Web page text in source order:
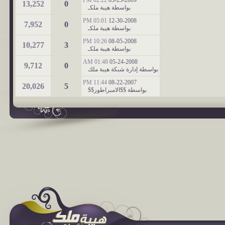
بواسطة هيبة ملكـ 0
13,252
12-30-2008
05:01 PM
بواسطة هيبة ملكـ 0
7,952
08-05-2008
10:26 PM
بواسطة هيبة ملكـ 3
10,277
05-24-2008
01:48 AM
بواسطة إدارة شبكة هيبة ملك 0
9,712
08-22-2007
11:44 PM
بواسطة $$الامبراطور$$ 5
20,026